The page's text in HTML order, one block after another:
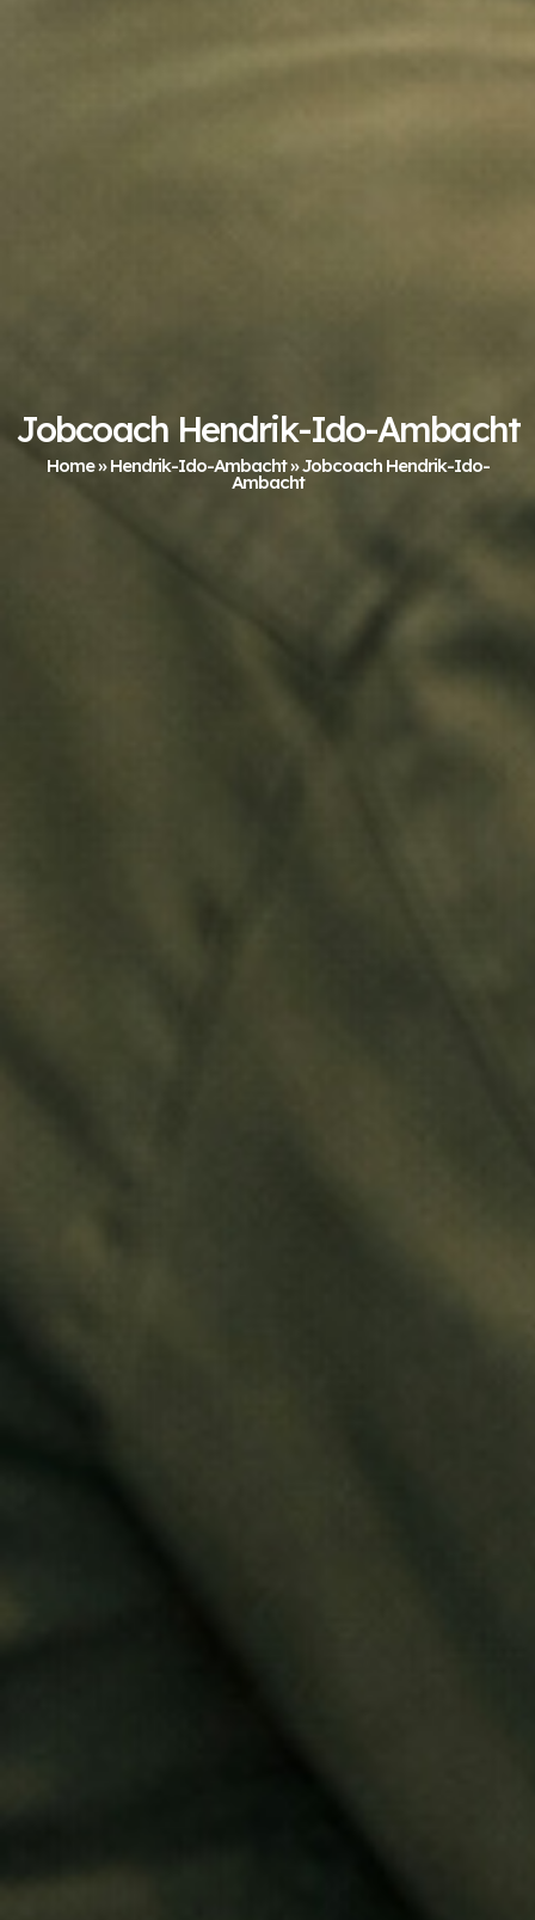
Jobcoach Hendrik-Ido-Ambacht
Home»Hendrik-Ido-Ambacht»Jobcoach Hendrik-Ido-
Ambacht